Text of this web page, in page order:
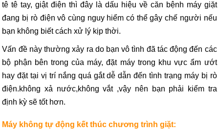
tê tê tay, giật điện thì đây là dấu hiệu về căn bệnh máy giặt
đang bị rò điện vô cùng nguy hiểm có thể gây chế người nếu
bạn không biết cách xử lý kịp thời.
Vấn đề này thường xảy ra do bạn vô tình đã tác động đến các
bộ phận bên trong của máy, đặt máy trong khu vực ẩm ướt
hay đặt tại vị trí nắng quá gắt dễ dẫn đến tình trạng máy bị rò
điện.không xả nước,không vắt ,vậy nên bạn phải kiểm tra
định kỳ sẽ tốt hơn.
Máy không tự động kết thúc chương trình giặt: